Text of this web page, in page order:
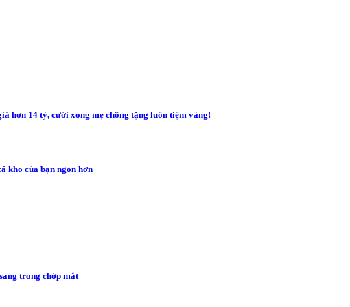
hơn 14 tỷ, cưới xong mẹ chồng tặng luôn tiệm vàng!
kho của bạn ngon hơn
trong chớp mắt